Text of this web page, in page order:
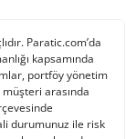
Paratic.com’da
kapsamında
portföy yönetim
arasında
durumunuz ile risk